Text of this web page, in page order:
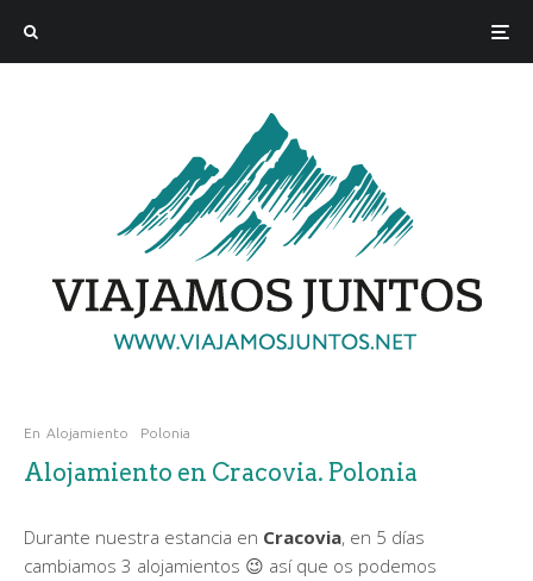
En Alojamiento Polonia
Alojamiento en Cracovia. Polonia
Durante nuestra estancia en Cracovia, en 5 días
cambiamos 3 alojamientos 😉 así que os podemos